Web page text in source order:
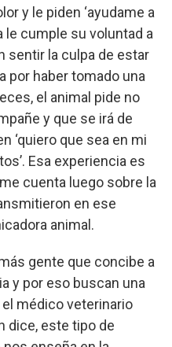
y le piden ‘ayudame a
le cumple su voluntad a
sentir la culpa de estar
por haber tomado una
el animal pide no
y que se irá de
‘quiero que sea en mi
Esa experiencia es
cuenta luego sobre la
en ese
animal.
gente que concibe a
y por eso buscan una
médico veterinario
dice, este tipo de